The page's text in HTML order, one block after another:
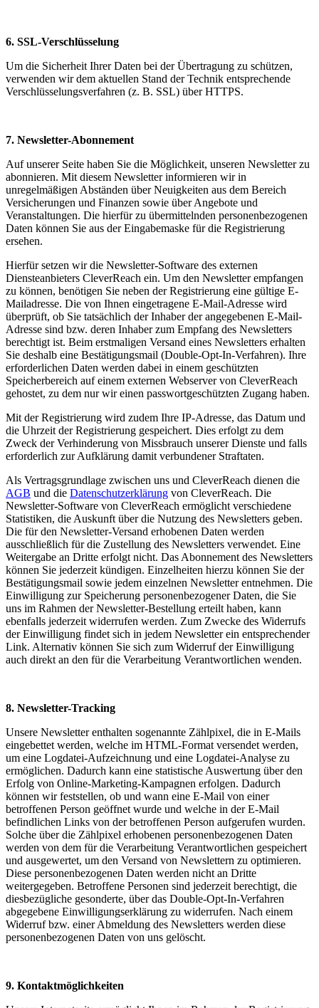
6. SSL-Verschlüsselung
Um die Sicherheit Ihrer Daten bei der Übertragung zu schützen,
verwenden wir dem aktuellen Stand der Technik entsprechende
Verschlüsselungsverfahren (z. B. SSL) über HTTPS.
7. Newsletter-Abonnement
Auf unserer Seite haben Sie die Möglichkeit, unseren Newsletter zu
abonnieren. Mit diesem Newsletter informieren wir in
unregelmäßigen Abständen über Neuigkeiten aus dem Bereich
Versicherungen und Finanzen sowie über Angebote und
Veranstaltungen. Die hierfür zu übermittelnden personenbezogenen
Daten können Sie aus der Eingabemaske für die Registrierung
ersehen.
Hierfür setzen wir die Newsletter-Software des externen
Diensteanbieters CleverReach ein. Um den Newsletter empfangen
zu können, benötigen Sie neben der Registrierung eine gültige E-
Mailadresse. Die von Ihnen eingetragene E-Mail-Adresse wird
überprüft, ob Sie tatsächlich der Inhaber der angegebenen E-Mail-
Adresse sind bzw. deren Inhaber zum Empfang des Newsletters
berechtigt ist. Beim erstmaligen Versand eines Newsletters erhalten
Sie deshalb eine Bestätigungsmail (Double-Opt-In-Verfahren). Ihre
erforderlichen Daten werden dabei in einem geschützten
Speicherbereich auf einem externen Webserver von CleverReach
gehostet, zu dem nur wir einen passwortgeschützten Zugang haben.
Mit der Registrierung wird zudem Ihre IP-Adresse, das Datum und
die Uhrzeit der Registrierung gespeichert. Dies erfolgt zu dem
Zweck der Verhinderung von Missbrauch unserer Dienste und falls
erforderlich zur Aufklärung damit verbundener Straftaten.
Als Vertragsgrundlage zwischen uns und CleverReach dienen die
AGB und die Datenschutzerklärung von CleverReach. Die
Newsletter-Software von CleverReach ermöglicht verschiedene
Statistiken, die Auskunft über die Nutzung des Newsletters geben.
Die für den Newsletter-Versand erhobenen Daten werden
ausschließlich für die Zustellung des Newsletters verwendet. Eine
Weitergabe an Dritte erfolgt nicht. Das Abonnement des Newsletters
können Sie jederzeit kündigen. Einzelheiten hierzu können Sie der
Bestätigungsmail sowie jedem einzelnen Newsletter entnehmen. Die
Einwilligung zur Speicherung personenbezogener Daten, die Sie
uns im Rahmen der Newsletter-Bestellung erteilt haben, kann
ebenfalls jederzeit widerrufen werden. Zum Zwecke des Widerrufs
der Einwilligung findet sich in jedem Newsletter ein entsprechender
Link. Alternativ können Sie sich zum Widerruf der Einwilligung
auch direkt an den für die Verarbeitung Verantwortlichen wenden.
8. Newsletter-Tracking
Unsere Newsletter enthalten sogenannte Zählpixel, die in E-Mails
eingebettet werden, welche im HTML-Format versendet werden,
um eine Logdatei-Aufzeichnung und eine Logdatei-Analyse zu
ermöglichen. Dadurch kann eine statistische Auswertung über den
Erfolg von Online-Marketing-Kampagnen erfolgen. Dadurch
können wir feststellen, ob und wann eine E-Mail von einer
betroffenen Person geöffnet wurde und welche in der E-Mail
befindlichen Links von der betroffenen Person aufgerufen wurden.
Solche über die Zählpixel erhobenen personenbezogenen Daten
werden von dem für die Verarbeitung Verantwortlichen gespeichert
und ausgewertet, um den Versand von Newslettern zu optimieren.
Diese personenbezogenen Daten werden nicht an Dritte
weitergegeben. Betroffene Personen sind jederzeit berechtigt, die
diesbezügliche gesonderte, über das Double-Opt-In-Verfahren
abgegebene Einwilligungserklärung zu widerrufen. Nach einem
Widerruf bzw. einer Abmeldung des Newsletters werden diese
personenbezogenen Daten von uns gelöscht.
9. Kontaktmöglichkeiten